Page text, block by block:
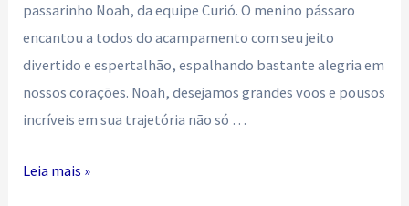
passarinho Noah, da equipe Curió. O menino pássaro
encantou a todos do acampamento com seu jeito
divertido e espertalhão, espalhando bastante alegria em
nossos corações. Noah, desejamos grandes voos e pousos
incríveis em sua trajetória não só …
Aniversário
Leia mais »